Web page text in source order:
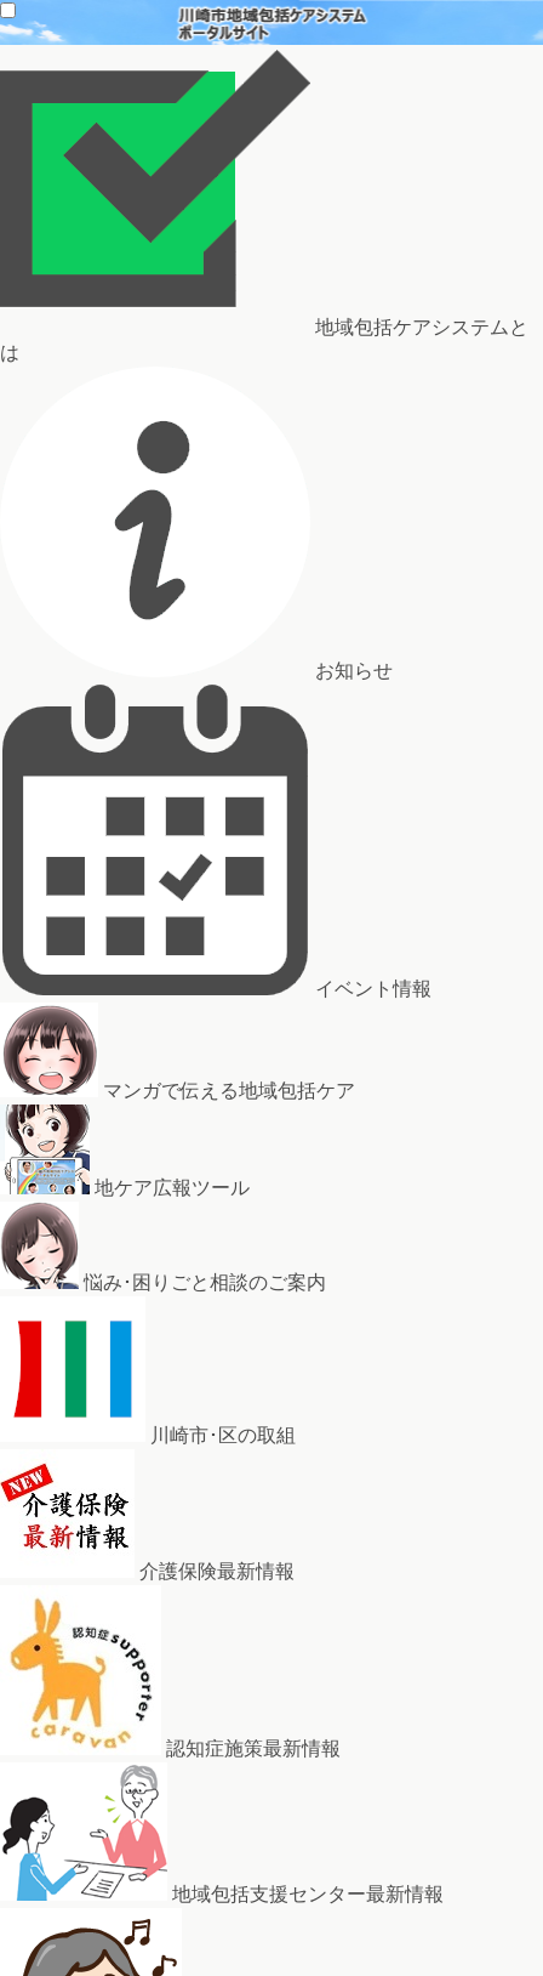
地域包括ケアシステムと
は
お知らせ
イベント情報
マンガで伝える地域包括ケア
地ケア広報ツール
悩み･困りごと相談のご案内
川崎市･区の取組
介護保険最新情報
認知症施策最新情報
地域包括支援センター最新情報